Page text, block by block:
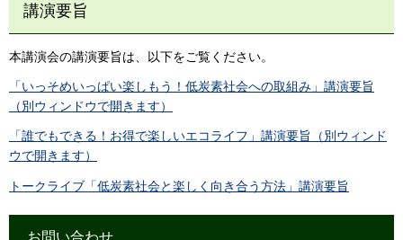
講演要旨
本講演会の講演要旨は、以下をご覧ください。
「いっそめいっぱい楽しもう！低炭素社会への取組み」講演要旨
（別ウィンドウで開きます）
「誰でもできる！お得で楽しいエコライフ」講演要旨（別ウィンド
ウで開きます）
トークライブ「低炭素社会と楽しく向き合う方法」講演要旨
お問い合わせ